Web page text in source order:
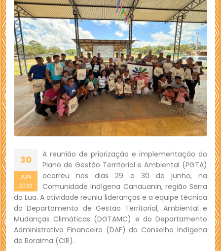
30
JUN
2026
A reunião de priorização e implementação do
Plano de Gestão Territorial e Ambiental (PGTA)
ocorreu nos dias 29 e 30 de junho, na
Comunidade Indígena Canauanin, região Serra
da Lua. A atividade reuniu lideranças e a equipe técnica
do Departamento de Gestão Territorial, Ambiental e
Mudanças Climáticas (DGTAMC) e do Departamento
Administrativo Financeiro (DAF) do Conselho Indígena
de Roraima (CIR).